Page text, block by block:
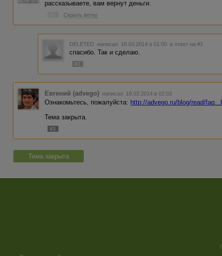
рассказываете, вам вернут деньги.
Скрыть ветку
DELETED написал 18.03.2014 в 01:50 в ответ на #1
спасибо. Так и сделаю.
#2
Евгений (advego) написал 18.03.2014 в 02:03
Ознакомьтесь, пожалуйста: http://advego.ru/blog/read/
Тема закрыта.
#3
Тема закрыта